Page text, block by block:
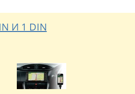
И 1 DIN